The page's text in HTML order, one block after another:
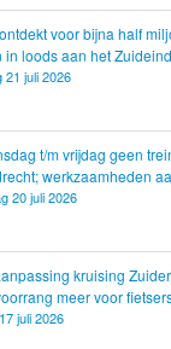
voor bijna half
in loods aan het
21 juli 2026
t/m vrijdag geen
werkzaamheden
20 juli 2026
kruising
meer voor
juli 2026